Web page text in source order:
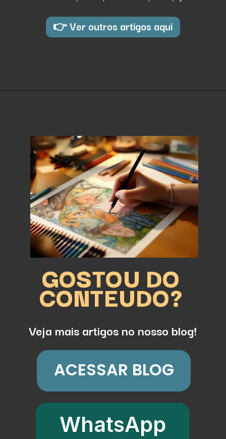
👉 Ver outros artigos aqui
GOSTOU DO
CONTEUDO?
Veja mais artigos no nosso blog!
ACESSAR BLOG
WhatsApp